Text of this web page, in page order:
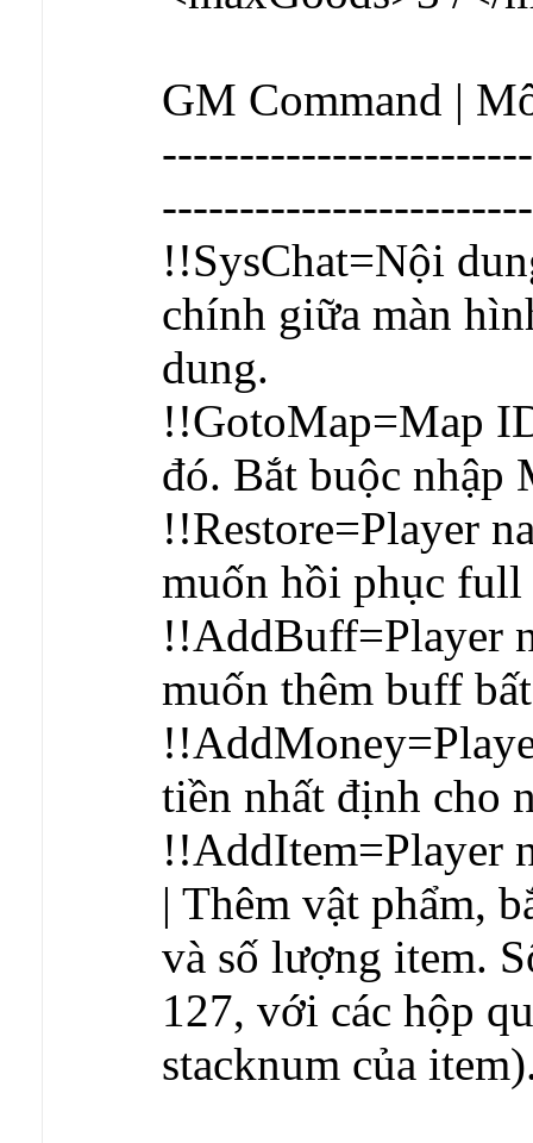
GM Command |
!!SysChat=Nội
chính giữa màn
dung.
!!GotoMap=Map
đó. Bắt buộc nhập
!!Restore=Player
muốn hồi phục full
!!AddBuff=Player
muốn thêm buff
tiền nhất định cho
!!AddItem=Player
| Thêm vật phẩm,
và số lượng item.
127, với các hộp
stacknum của